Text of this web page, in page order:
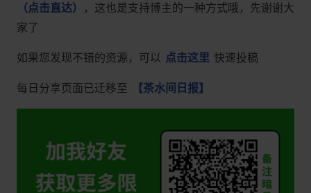
（点击直达）
，这也是支持博主的一种方式哦，先谢谢大
家了
如果您发现不错的资源，可以 点击这里 快速投稿
每日分享页面已迁移至 【茶水间日报】